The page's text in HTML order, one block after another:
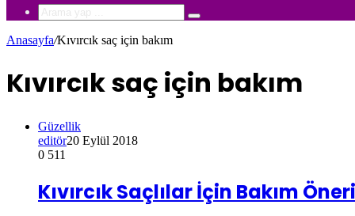
Arama
Anasayfa/Kıvırcık saç için bakım
Kıvırcık saç için bakım
Güzellik
editör20 Eylül 2018
0 511
Kıvırcık Saçlılar İçin Bakım